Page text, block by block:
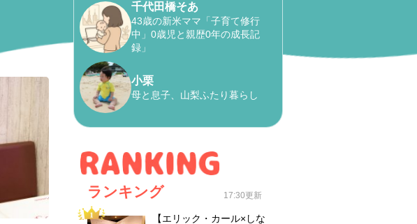
千代田橋そあ
43歳の新米ママ「子育て修行
中」0歳児と親歴0年の成長記
録」
小栗
母と息子、山梨ふたり暮らし
ランキング 17:30更新
【エリック・カール×しな